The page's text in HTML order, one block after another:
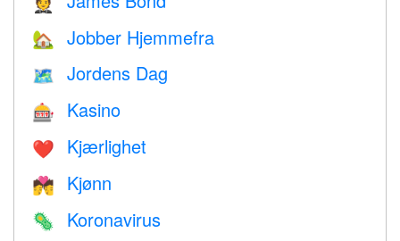
🏡 Jobber Hjemmefra
🗺️ Jordens Dag
🎰 Kasino
❤️️ Kjærlighet
💏 Kjønn
🦠 Koronavirus